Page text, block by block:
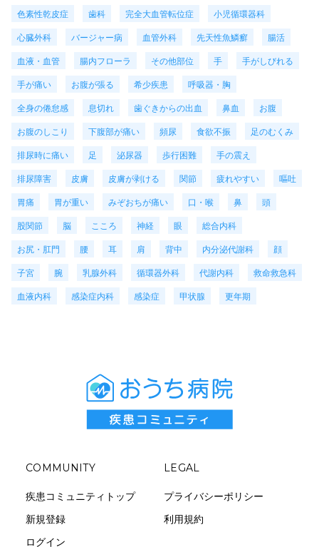
色素性乾皮症
歯科 完全大血管転位症
小児循環器科
心臓外科
バージャー病 血管外科 先天性魚鱗癬
腸活
血液・血管
腸内フローラ その他部位 手
手がしびれる
手が痛い
お腹が張る 希少疾患
呼吸器・胸
全身の倦怠感
息切れ 歯ぐきからの出血 鼻血
お腹
お腹のしこり
下腹部が痛い 頻尿 食欲不振
足のむくみ
排尿時に痛い
足 泌尿器 歩行困難
手の震え
排尿障害
皮膚 皮膚が剥ける 関節 疲れやすい
嘔吐
胃痛
胃が重い みぞおちが痛い 口・喉 鼻
頭
股関節
脳 こころ 神経 眼
総合内科
お尻・肛門
腰 耳 肩 背中 内分泌代謝科
顔
子宮
腕 乳腺外科 循環器外科 代謝内科
救命救急科
血液内科
感染症内科 感染症 甲状腺 更年期
COMMUNITY
疾患コミュニティトップ
新規登録
ログイン
LEGAL
プライバシーポリシー
利用規約